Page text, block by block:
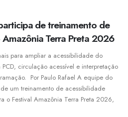
de treinamento de
Terra Preta 2026
para ampliar a acessibilidade do
circulação acessível e interpretação
Por Paulo Rafael A equipe do
um treinamento de acessibilidade
o Festival Amazônia Terra Preta 2026,